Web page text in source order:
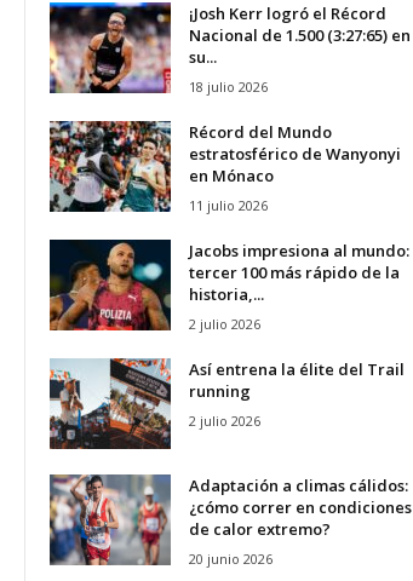
¡Josh Kerr logró el Récord
Nacional de 1.500 (3:27:65) en
su...
18 julio 2026
Récord del Mundo
estratosférico de Wanyonyi
en Mónaco
11 julio 2026
Jacobs impresiona al mundo:
tercer 100 más rápido de la
historia,...
2 julio 2026
Así entrena la élite del Trail
running
2 julio 2026
Adaptación a climas cálidos:
¿cómo correr en condiciones
de calor extremo?
20 junio 2026